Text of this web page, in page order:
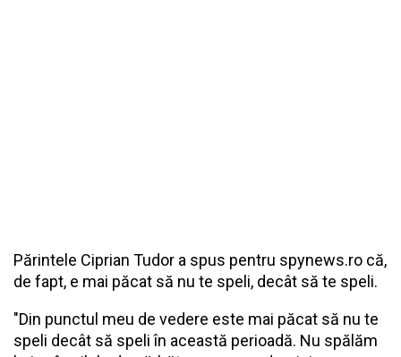
Părintele Ciprian Tudor a spus pentru spynews.ro că,
de fapt, e mai păcat să nu te speli, decât să te speli.
"Din punctul meu de vedere este mai păcat să nu te
speli decât să speli în această perioadă. Nu spălăm